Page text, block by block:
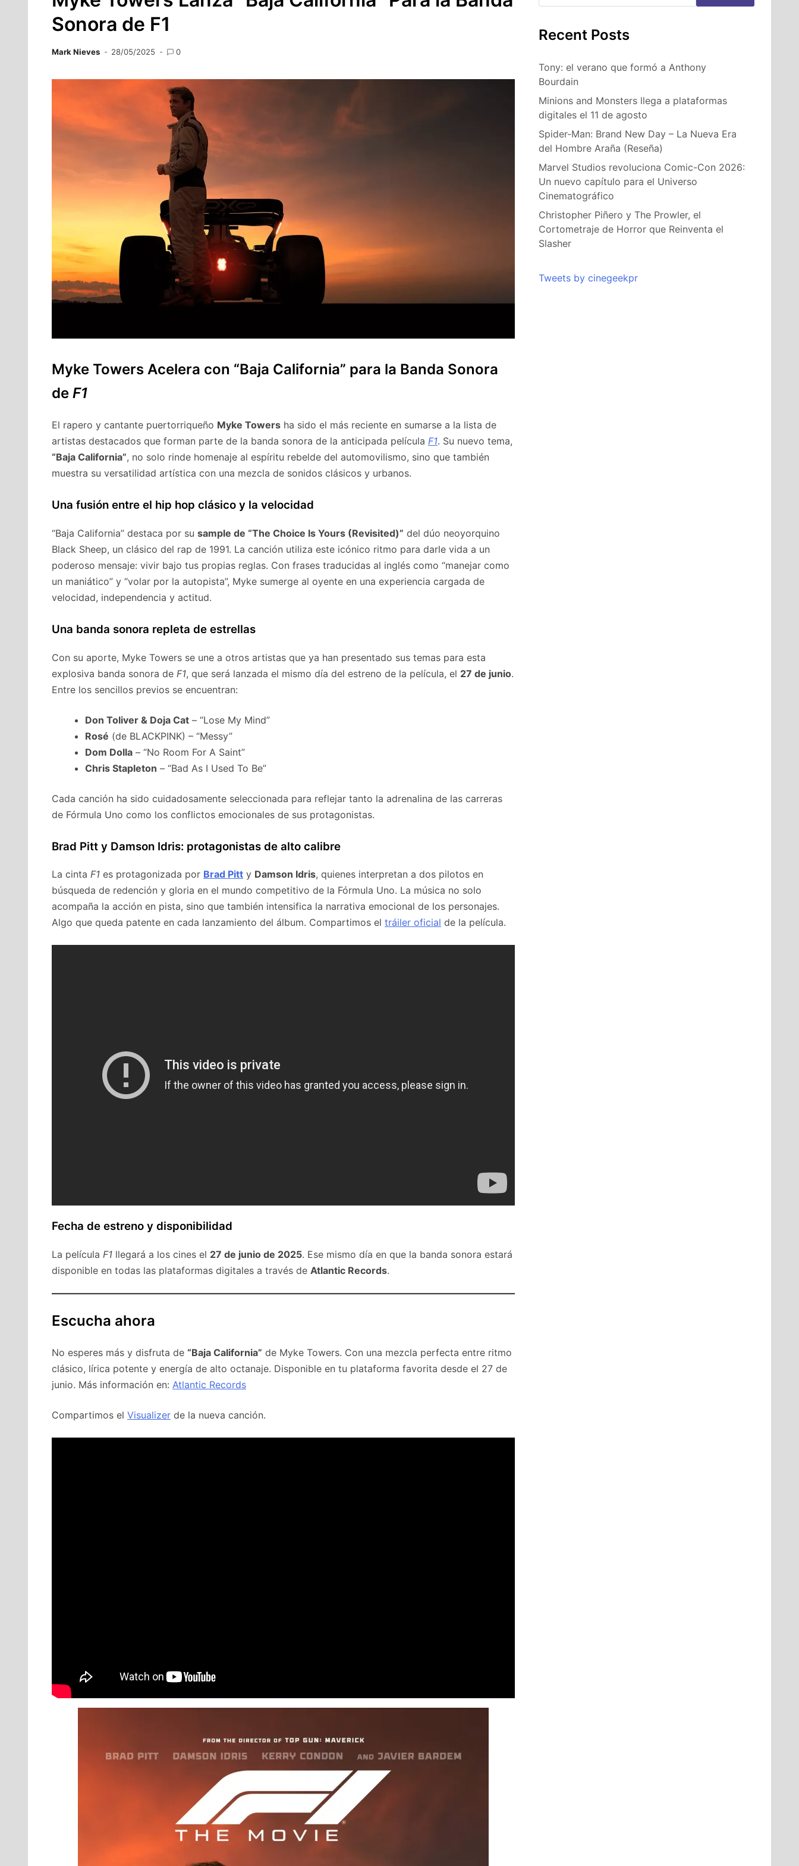
Sonora de F1
Mark Nieves 28/05/2025 0
Myke Towers Acelera con “Baja California” para la Banda Sonora
de F1
El rapero y cantante puertorriqueño Myke Towers ha sido el más reciente en sumarse a la lista de
artistas destacados que forman parte de la banda sonora de la anticipada película F1. Su nuevo tema,
“Baja California”, no solo rinde homenaje al espíritu rebelde del automovilismo, sino que también
muestra su versatilidad artística con una mezcla de sonidos clásicos y urbanos.
Una fusión entre el hip hop clásico y la velocidad
“Baja California” destaca por su sample de “The Choice Is Yours (Revisited)” del dúo neoyorquino
Black Sheep, un clásico del rap de 1991. La canción utiliza este icónico ritmo para darle vida a un
poderoso mensaje: vivir bajo tus propias reglas. Con frases traducidas al inglés como “manejar como
un maniático” y “volar por la autopista”, Myke sumerge al oyente en una experiencia cargada de
velocidad, independencia y actitud.
Una banda sonora repleta de estrellas
Con su aporte, Myke Towers se une a otros artistas que ya han presentado sus temas para esta
explosiva banda sonora de F1, que será lanzada el mismo día del estreno de la película, el 27 de junio.
Entre los sencillos previos se encuentran:
Don Toliver & Doja Cat – “Lose My Mind”
Rosé (de BLACKPINK) – “Messy”
Dom Dolla – “No Room For A Saint”
Chris Stapleton – “Bad As I Used To Be”
Cada canción ha sido cuidadosamente seleccionada para reflejar tanto la adrenalina de las carreras
de Fórmula Uno como los conflictos emocionales de sus protagonistas.
Brad Pitt y Damson Idris: protagonistas de alto calibre
La cinta F1 es protagonizada por Brad Pitt y Damson Idris, quienes interpretan a dos pilotos en
búsqueda de redención y gloria en el mundo competitivo de la Fórmula Uno. La música no solo
acompaña la acción en pista, sino que también intensifica la narrativa emocional de los personajes.
Algo que queda patente en cada lanzamiento del álbum. Compartimos el tráiler oficial de la película.
Fecha de estreno y disponibilidad
La película F1 llegará a los cines el 27 de junio de 2025. Ese mismo día en que la banda sonora estará
disponible en todas las plataformas digitales a través de Atlantic Records.
Escucha ahora
No esperes más y disfruta de “Baja California” de Myke Towers. Con una mezcla perfecta entre ritmo
clásico, lírica potente y energía de alto octanaje. Disponible en tu plataforma favorita desde el 27 de
junio. Más información en: Atlantic Records
Compartimos el Visualizer de la nueva canción.
Recent Posts
Tony: el verano que formó a Anthony
Bourdain
Minions and Monsters llega a plataformas
digitales el 11 de agosto
Spider-Man: Brand New Day – La Nueva Era
del Hombre Araña (Reseña)
Marvel Studios revoluciona Comic-Con 2026:
Un nuevo capítulo para el Universo
Cinematográfico
Christopher Piñero y The Prowler, el
Cortometraje de Horror que Reinventa el
Slasher
Tweets by cinegeekpr